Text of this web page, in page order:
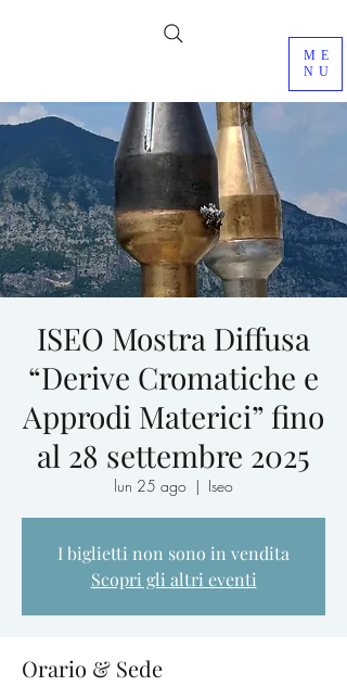
ME
NU
ISEO Mostra Diffusa
“Derive Cromatiche e
Approdi Materici” fino
al 28 settembre 2025
lun 25 ago
  |
Iseo
I biglietti non sono in vendita
Scopri gli altri eventi
Orario & Sede